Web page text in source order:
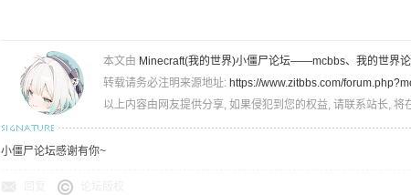
本文由 Minecraft(我的世界)小僵尸论坛——mcbbs、我的世界
转载请务必注明来源地址: https://www.zitbbs.com/
以上内容由网友提供分享, 如果侵犯到您的权益, 请联系站长, 将
小僵尸论坛感谢有你~